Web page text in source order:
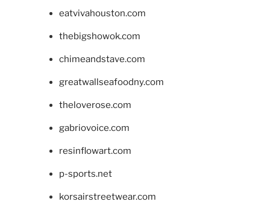
eatvivahouston.com
thebigshowok.com
chimeandstave.com
greatwallseafoodny.com
theloverose.com
gabriovoice.com
resinflowart.com
p-sports.net
korsairstreetwear.com